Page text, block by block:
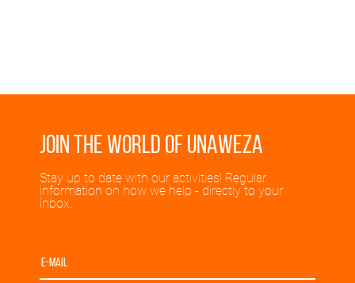
Join the world of UNAWEZA
Stay up to date with our activities! Regular
information on how we help - directly to your
inbox.